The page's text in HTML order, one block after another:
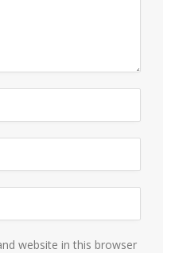
website in this browser